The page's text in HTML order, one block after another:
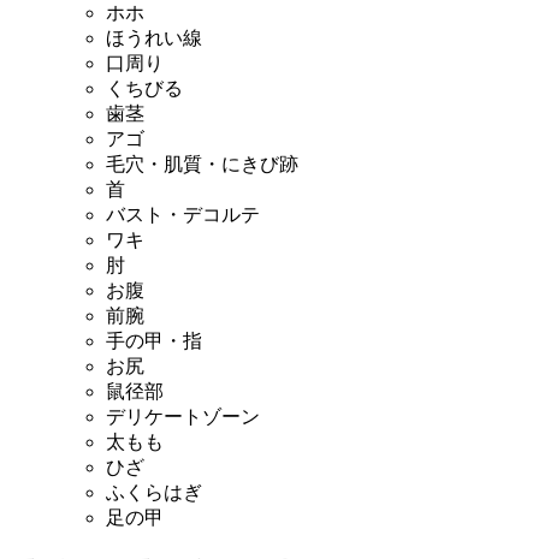
ホホ
ほうれい線
口周り
くちびる
歯茎
アゴ
毛穴・肌質・にきび跡
首
バスト・デコルテ
ワキ
肘
お腹
前腕
手の甲・指
お尻
鼠径部
デリケートゾーン
太もも
ひざ
ふくらはぎ
足の甲